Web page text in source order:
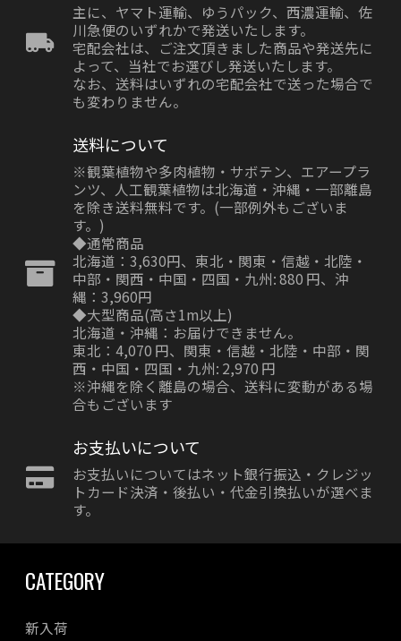
主に、ヤマト運輸、ゆうパック、西濃運輸、佐
川急便のいずれかで発送いたします。
宅配会社は、ご注文頂きました商品や発送先に
よって、当社でお選びし発送いたします。
なお、送料はいずれの宅配会社で送った場合で
も変わりません。
送料について
※観葉植物や多肉植物・サボテン、エアープラ
ンツ、人工観葉植物は北海道・沖縄・一部離島
を除き送料無料です。(一部例外もございま
す。)
◆通常商品
北海道：3,630円、東北・関東・信越・北陸・
中部・関西・中国・四国・九州: 880 円、沖
縄：3,960円
◆大型商品(高さ1m以上)
北海道・沖縄：お届けできません。
東北：4,070 円、関東・信越・北陸・中部・関
西・中国・四国・九州: 2,970 円
※沖縄を除く離島の場合、送料に変動がある場
合もございます
お支払いについて
お支払いについてはネット銀行振込・クレジッ
トカード決済・後払い・代金引換払いが選べま
す。
CATEGORY
新入荷